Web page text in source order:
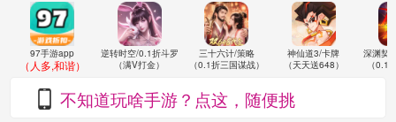
97手游app
（人多,和谐）
逆转时空/0.1折斗罗
（满V打金）
三十六计/策略
（0.1折三国谋战）
神仙道3/卡牌
（天天送648）
深渊契
（0.1
不知道玩啥手游？点这，随便挑